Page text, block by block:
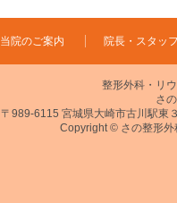
当院のご案内 院長・スタッ
整形外科・リ
さ
〒989-6115 宮城県大崎市古川駅東
Copyright © さの整形外